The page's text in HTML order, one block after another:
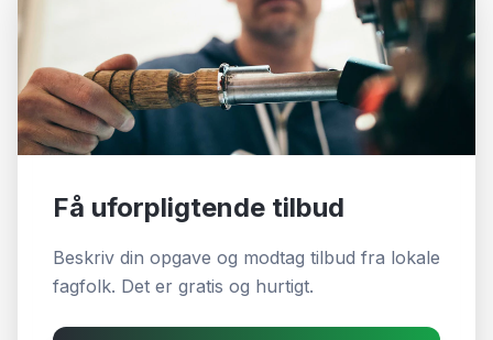
Få uforpligtende tilbud
Beskriv din opgave og modtag tilbud fra lokale
fagfolk. Det er gratis og hurtigt.